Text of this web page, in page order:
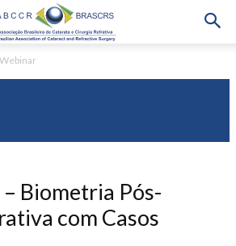
Webinar
Biometria Pós-
com Casos